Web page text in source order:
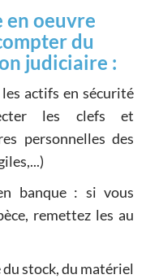
oeuvre
du
judiciaire :
actifs en sécurité
les clefs et
personnelles des
banque : si vous
remettez les au
stock, du matériel